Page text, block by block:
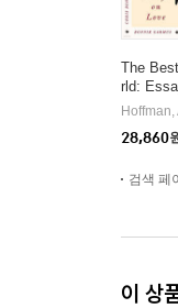
The
rld:
Hoffman,
28,860
검색 페
이 상